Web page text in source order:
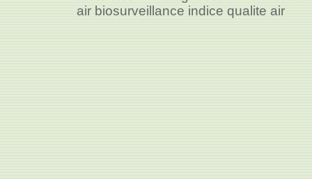
air biosurveillance indice qualite air